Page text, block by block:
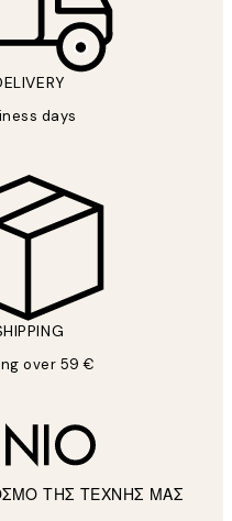
days
over 59 €
ΤΗΣ ΤΕΧΝΗΣ ΜΑΣ